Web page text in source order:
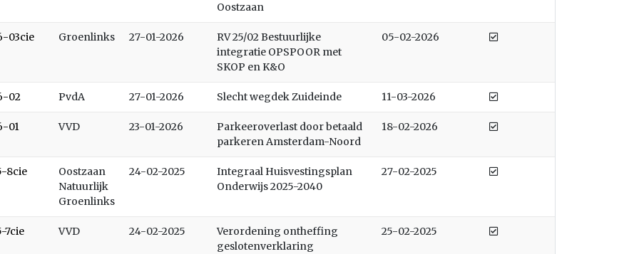
Oostzaan
03cie Groenlinks 27-01-2026
RV 25/02 Bestuurlijke
integratie OPSPOOR met
SKOP en K&O
05-02-2026 Afgedaan
02 PvdA 27-01-2026 Slecht wegdek Zuideinde 11-03-2026 Afgedaan
01 VVD 23-01-2026
Parkeeroverlast door betaald
parkeren Amsterdam-Noord
18-02-2026 Afgedaan
8cie
Oostzaan
Natuurlijk
Groenlinks
24-02-2025
Integraal Huisvestingsplan
Onderwijs 2025-2040
27-02-2025 Afgedaan
7cie VVD 24-02-2025
Verordening ontheffing
geslotenverklaring
25-02-2025 Afgedaan